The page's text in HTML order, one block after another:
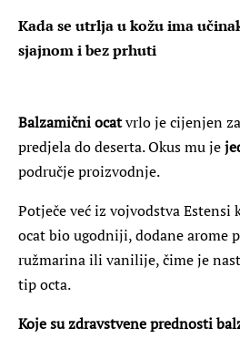
Kada se utrlja u kožu ima
sjajnom i bez prhuti
Balzamični ocatvrlo je cijenjen
predjela do deserta. Okus mu je
područje proizvodnje.
Potječe već iz vojvodstva Estensi
ocat bio ugodniji, dodane arome
ružmarina ili vanilije, čime je
tip octa.
Koje su zdravstvene prednosti